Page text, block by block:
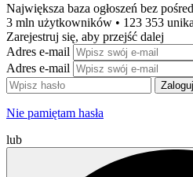
Największa baza ogłoszeń bez
3 mln użytkowników • 123 353
Zarejestruj się, aby przejść dalej
Adres e-mail
Adres e-mail
Nie pamiętam hasła
lub